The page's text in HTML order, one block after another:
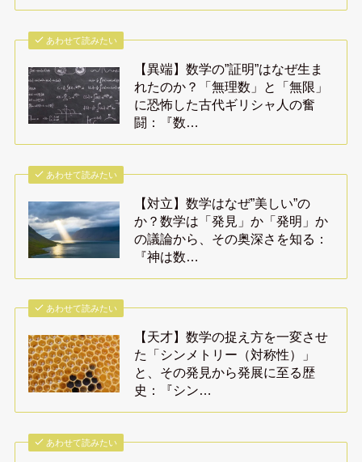
あわせて読みたい
【異端】数学の”証明”はなぜ生ま
れたのか？「無理数」と「無限」
に恐怖した古代ギリシャ人の奮
闘：『数…
あわせて読みたい
【対立】数学はなぜ”美しい”の
か？数学は「発見」か「発明」か
の議論から、その奥深さを知る：
『神は数…
あわせて読みたい
【天才】数学の捉え方を一変させ
た「シンメトリー（対称性）」
と、その発見から発展に至る歴
史：『シン…
あわせて読みたい